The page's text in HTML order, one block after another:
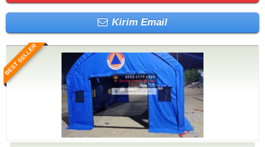
Kirim Email
BEST SELLER